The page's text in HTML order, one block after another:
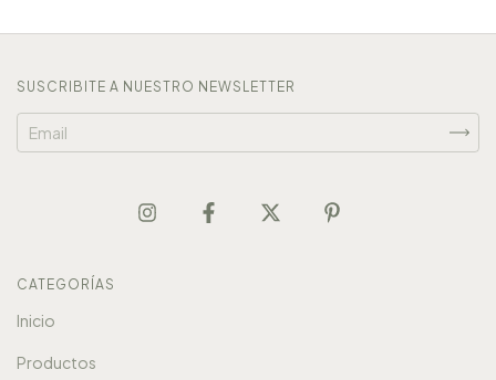
SUSCRIBITE A NUESTRO NEWSLETTER
CATEGORÍAS
Inicio
Productos